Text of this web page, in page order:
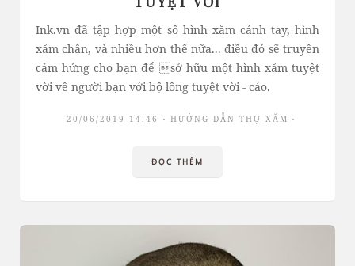
Ink.vn đã tập hợp một số hình xăm cánh tay, hình
xăm chân, và nhiều hơn thế nữa... điều đó sẽ truyền
cảm hứng cho bạn để sở hữu một hình xăm tuyệt
vời về người bạn với bộ lông tuyệt vời - cáo.
20/06/2019 14:46 HƯỚNG DẪN THỢ XĂM
ĐỌC THÊM